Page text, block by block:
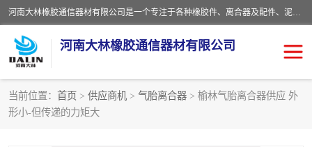
河南大林橡胶通信器材有限公司是一个专注于各种橡胶件、离合器及配件、泥浆泵及配件等产品设计制造和加工的企业。产品应用于矿山、冶金、石油、钢铁、化工、水泥、船舶、造纸、通用机械等各种大功率机械传动或制动装置。
河南大林橡胶通信器材有限公司
当前位置： 首页 > 供应商机 > 气胎离合器 > 榆林气胎离合器供应 外
形小-但传递的力矩大
推盘离合器